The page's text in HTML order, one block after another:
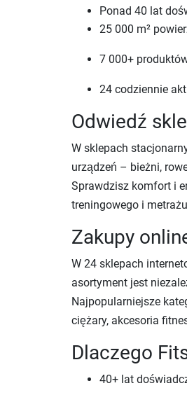
Ponad 40 lat
25 000 m²
7 000+
24 codziennie
Odwiedź
W sklepach
urządzeń – bieżni,
Sprawdzisz komfort i
treningowego i
Zakupy
W 24 sklepach
asortyment jest
Najpopularniejsze
ciężary, akcesoria
Dlaczego
40+ lat